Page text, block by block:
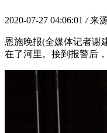
2020-07-27 04:06:01 / 来
恩施晚报(全媒体记者谢
在了河里。接到报警后